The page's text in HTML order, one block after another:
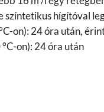
színtetikus hígítóval
on): 24 óra után,
on): 24 óra után